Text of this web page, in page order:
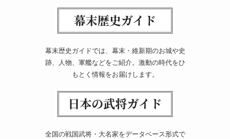
幕末歴史ガイドでは、幕末・維新期のお城や史
跡、人物、軍艦などをご紹介。激動の時代をひ
もとく情報をお届けします。
全国の戦国武将・大名家をデータベース形式で